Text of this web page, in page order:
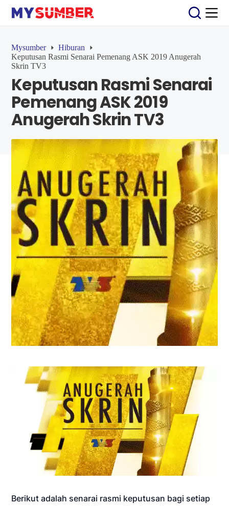
S
k
t
o
c
Mysumber
Hiburan
Keputusan Rasmi Senarai Pemenang ASK 2019 Anugerah
Skrin TV3
Keputusan Rasmi Senarai
Pemenang ASK 2019
Anugerah Skrin TV3
Berikut adalah senarai rasmi keputusan bagi setiap